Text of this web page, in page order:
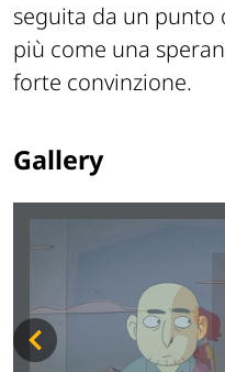
seguita da un punto
più come una
forte convinzione.
Gallery